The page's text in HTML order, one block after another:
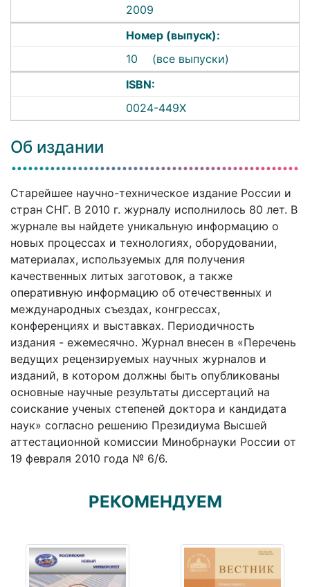
2009
Номер (выпуск):
10
(все выпуски)
ISBN:
0024-449X
Об издании
Старейшее научно-техническое издание России и
стран СНГ. В 2010 г. журналу исполнилось 80 лет. В
журнале вы найдете уникальную информацию о
новых процессах и технологиях, оборудовании,
материалах, используемых для получения
качественных литых заготовок, а также
оперативную информацию об отечественных и
международных съездах, конгрессах,
конференциях и выставках. Периодичность
издания - ежемесячно. Журнал внесен в «Перечень
ведущих рецензируемых научных журналов и
изданий, в котором должны быть опубликованы
основные научные результаты диссертаций на
соискание ученых степеней доктора и кандидата
наук» согласно решению Президиума Высшей
аттестационной комиссии Минобрнауки России от
19 февраля 2010 года № 6/6.
РЕКОМЕНДУЕМ